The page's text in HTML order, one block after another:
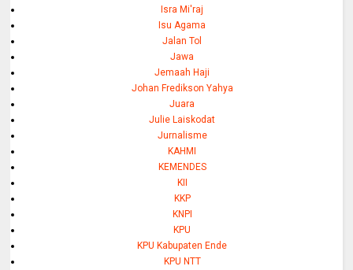
Isra Mi'raj
Isu Agama
Jalan Tol
Jawa
Jemaah Haji
Johan Fredikson Yahya
Juara
Julie Laiskodat
Jurnalisme
KAHMI
KEMENDES
KII
KKP
KNPI
KPU
KPU Kabupaten Ende
KPU NTT